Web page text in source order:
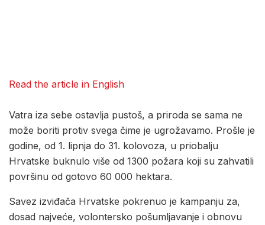
Read the article in English
Vatra iza sebe ostavlja pustoš, a priroda se sama ne
može boriti protiv svega čime je ugrožavamo. Prošle je
godine, od 1. lipnja do 31. kolovoza, u priobalju
Hrvatske buknulo više od 1300 požara koji su zahvatili
površinu od gotovo 60 000 hektara.
Savez izviđača Hrvatske pokrenuo je kampanju za,
dosad najveće, volontersko pošumljavanje i obnovu